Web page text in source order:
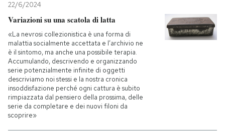
22/6/2024
Variazioni su una scatola di latta
«La nevrosi collezionistica è una forma di
malattia socialmente accettata e l’archivio ne
è il sintomo, ma anche una possibile terapia.
Accumulando, descrivendo e organizzando
serie potenzialmente infinite di oggetti
descriviamo noi stessi e la nostra cronica
insoddisfazione perché ogni cattura è subito
rimpiazzata dal pensiero della prossima, delle
serie da completare e dei nuovi filoni da
scoprire»